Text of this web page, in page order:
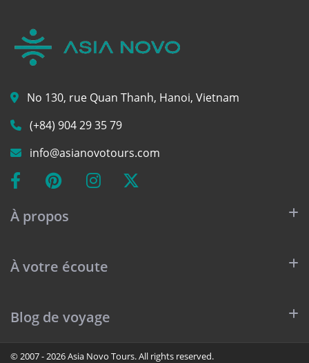
No 130, rue Quan Thanh, Hanoi, Vietnam
(+84) 904 29 35 79
info@asianovotours.com
À propos
À votre écoute
Blog de voyage
© 2007 - 2026 Asia Novo Tours. All rights reserved.